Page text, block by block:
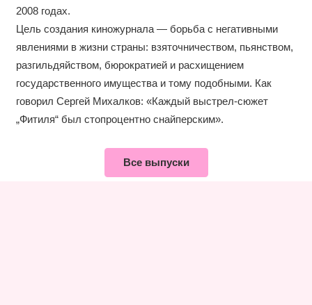
2008 годах.
Цель создания киножурнала — борьба с негативными
явлениями в жизни страны: взяточничеством, пьянством,
разгильдяйством, бюрократией и расхищением
государственного имущества и тому подобными. Как
говорил Сергей Михалков: «Каждый выстрел-сюжет
„Фитиля“ был стопроцентно снайперским».
Все выпуски